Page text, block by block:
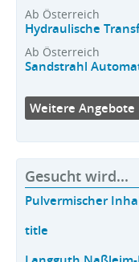
Ab Österreich
Hydraulische
Ab Österreich
Sandstrahl
Weitere Angebote
Gesucht wird...
Pulvermischer
title